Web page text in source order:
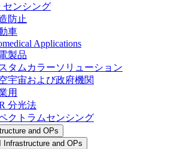
センシング
防止
車
Applications
製品
タムカラーソリューション
宇宙および政府機関
用
分光法
クトラムセンシング
and OPs
Infrastructure and OPs